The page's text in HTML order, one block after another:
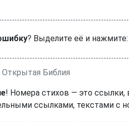
? Выделите её и нажмите:
Открытая Библия
! Номера стихов — это ссылки,
ссылками, текстами с